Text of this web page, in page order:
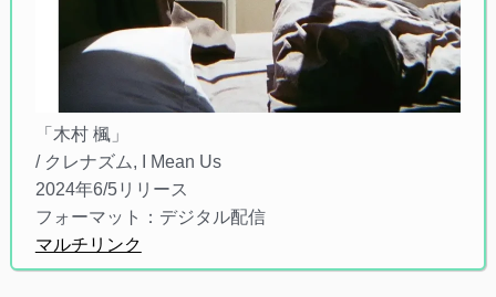
「木村 楓」
/ クレナズム, I Mean Us
2024年6/5リリース
フォーマット：デジタル配信
マルチリンク